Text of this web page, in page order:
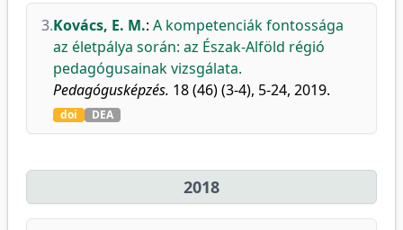
3.Kovács, E. M.: A kompetenciák fontossága
az életpálya során: az Észak-Alföld régió
pedagógusainak vizsgálata.
Pedagógusképzés. 18 (46) (3-4), 5-24, 2019.
doi DEA
2018